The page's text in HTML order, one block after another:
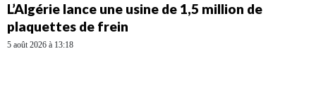
L’Algérie lance une usine de 1,5 million de
plaquettes de frein
5 août 2026 à 13:18